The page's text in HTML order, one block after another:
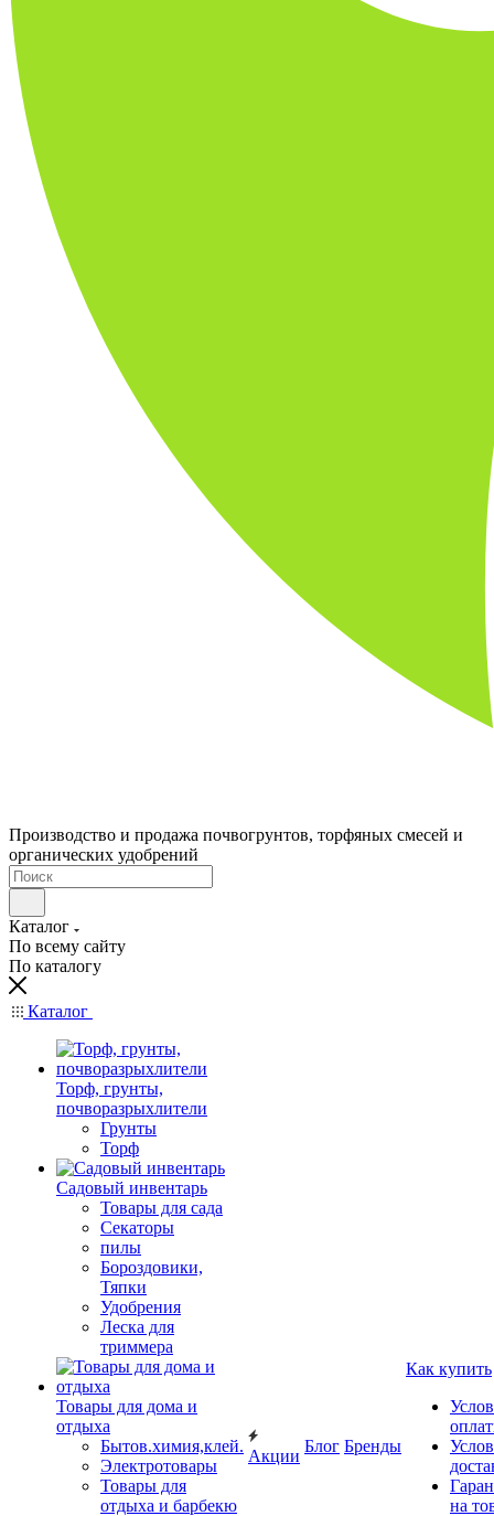
Производство и продажа почвогрунтов, торфяных смесей и
органических удобрений
Каталог
По всему сайту
По каталогу
Каталог
Торф, грунты,
почворазрыхлители
Грунты
Торф
Садовый инвентарь
Товары для сада
Секаторы
пилы
Бороздовики,
Тяпки
Удобрения
Леска для
триммера
Товары для дома и
отдыха
Бытов.химия,клей.
Электротовары
Товары для
отдыха и барбекю
Акции
Блог Бренды
Как купить
на